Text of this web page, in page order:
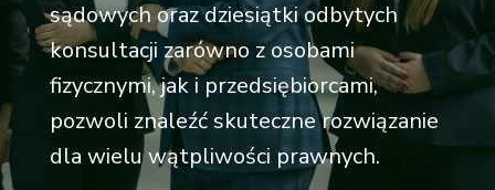
sądowych oraz dziesiątki odbytych
konsultacji zarówno z osobami
fizycznymi, jak i przedsiębiorcami,
pozwoli znaleźć skuteczne rozwiązanie
dla wielu wątpliwości prawnych.